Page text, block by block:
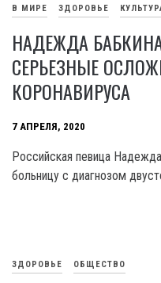
В МИРЕ ЗДОРОВЬЕ
НАДЕЖДА
СЕРЬЕЗНЫЕ
КОРОНАВИРУСА
7 АПРЕЛЯ, 2020
Российская певица
больницу с диагнозом
ЗДОРОВЬЕ ОБЩЕСТВО